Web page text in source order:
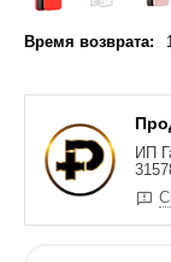
Время возврата:
ИП